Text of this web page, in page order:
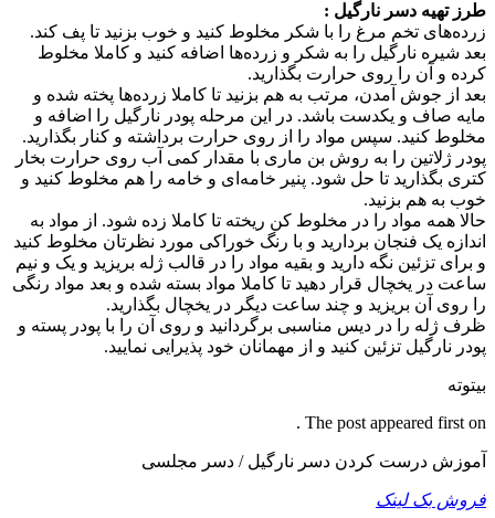
طرز تهیه دسر نارگیل :
زرده‌های تخم مرغ را با شکر مخلوط کنید و خوب بزنید تا پف کند.
بعد شیره نارگیل را به شکر و زرده‌ها اضافه کنید و کاملا مخلوط
کرده و آن را روی حرارت بگذارید.
بعد از جوش آمدن، مرتب به هم بزنید تا کاملا زرده‌ها پخته شده و
مایه صاف و یکدست باشد.‌ در این مرحله پودر نارگیل را اضافه و
مخلوط کنید. سپس مواد را از روی حرارت برداشته و کنار بگذارید. ‌
پودر ژلاتین را به روش بن ماری با مقدار کمی آب روی حرارت بخار
کتری بگذارید تا حل شود. پنیر خامه‌ای و خامه را هم مخلوط کنید و
خوب به هم بزنید.
حالا همه مواد را در مخلوط کن ریخته تا کاملا زده شود. از مواد به
اندازه یک فنجان بردارید و با رنگ خوراکی مورد نظرتان مخلوط کنید
و برای تزئین نگه دارید و بقیه مواد را در قالب ژله بریزید و یک و نیم‌
ساعت در یخچال قرار دهید تا کاملا مواد بسته شده و بعد مواد رنگی
را روی آن بریزید و چند ساعت دیگر در یخچال بگذارید.
ظرف ژله را در دیس مناسبی برگردانید و روی آن را با پودر پسته و
پودر نارگیل تزئین کنید و از مهمانان خود پذیرایی نمایید.
بیتوته
The post appeared first on .
آموزش درست کردن دسر نارگیل / دسر مجلسی
فروش بک لینک